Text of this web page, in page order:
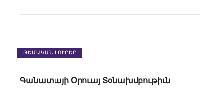
ԹԵՄԱԿԱՆ ԼՈՒՐԵՐ
Գանատայի Օրուայ Տօնախմբութիւն